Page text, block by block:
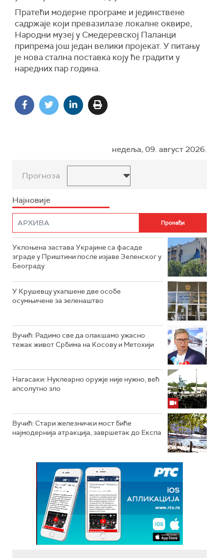
Пратећи модерне програме и јединствене
садржаје који превазилазе локалне оквире,
Народни музеј у Смедеревској Паланци
припрема још један велики пројекат. У питању
је нова стална поставка коју ће градити у
наредних пар година.
недеља, 09. август 2026.
Прогноза
Најновије
Уклоњена застава Украјине са фасаде
зграде у Приштини после изјаве Зеленског у
Београду
У Крушевцу ухапшене две особе
осумњичене за зеленаштво
Вучић: Радимо све да олакшамо ужасно
тежак живот Србима на Косову и Метохији
Нагасаки: Нуклеарно оружје није нужно, већ
апсолутно зло
Вучић: Стари железнички мост биће
најмодернија атракција, завршетак до Експа